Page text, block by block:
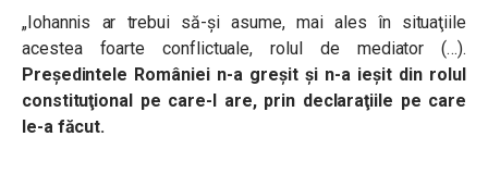
„Iohannis ar trebui să-şi asume, mai ales în situaţiile
acestea foarte conflictuale, rolul de mediator (…).
Preşedintele României n-a greşit şi n-a ieşit din rolul
constituţional pe care-l are, prin declaraţiile pe care
le-a făcut.